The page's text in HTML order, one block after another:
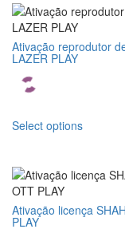
Ativação reprodutor
LAZER PLAY
Select optionsproduto
opções
Ativação licença
PLAY